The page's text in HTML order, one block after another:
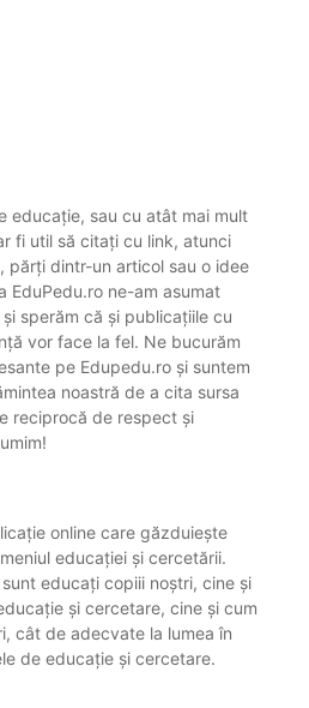
educație, sau cu atât mai mult
fi util să citați cu link, atunci
părți dintr-un articol sau o idee
EduPedu.ro ne-am asumat
sperăm că și publicațiile cu
vor face la fel. Ne bucurăm
pe Edupedu.ro și suntem
noastră de a cita sursa
reciprocă de respect și
online care găzduiește
educației și cercetării.
educați copiii noștri, cine și
și cercetare, cine și cum
cât de adecvate la lumea în
de educație și cercetare.